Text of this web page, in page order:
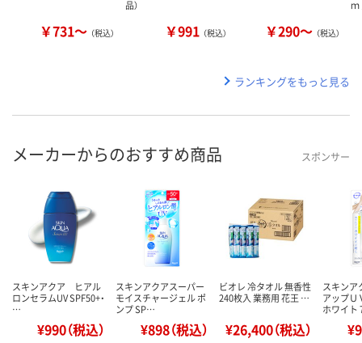
￥731～ （税込）
品）
￥991 （税込） ￥290～ （税込）
ランキングをもっと見る
メーカーからのおすすめ商品 スポンサー
スキンアクア ヒアル
ロンセラムUV SPF50+・
…
¥990（税込）
スキンアクアスーパー
モイスチャージェル ポ
ンプ SP…
¥898（税込）
ビオレ 冷タオル 無香性
240枚入 業務用 花王 …
¥26,400（税込）
スキン
アップＵ
ホワイ